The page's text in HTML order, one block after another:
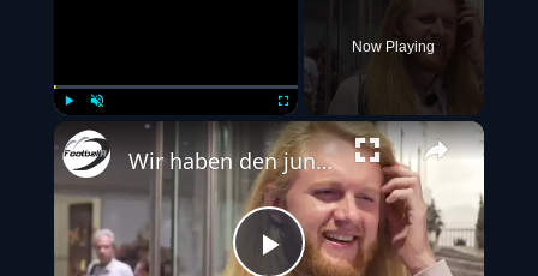
Play Fullscreen
Now Playing
Wir haben den jungen ranNFL Netman einen Tag lang begleitet #TagmitIcke